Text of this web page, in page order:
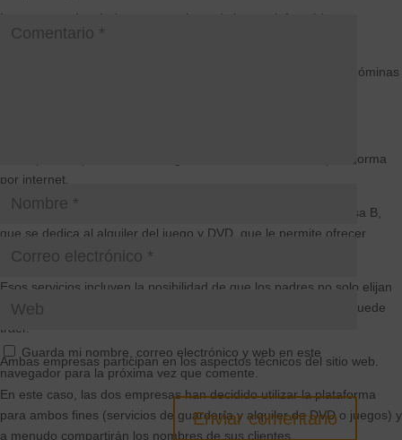
La empresa de nóminas proporciona el sistema informático y
conserva los datos de los empleados.
El Hotel sería el responsable del tratamiento y la empresa de nóminas
La empresa A presta servicios guardería a través de una plataforma
por internet.
Al mismo tiempo, la empresa A tiene un contrato con la empresa B,
que se dedica al alquiler del juego y DVD, que le permite ofrecer
servicios de valor añadido.
Esos servicios incluyen la posibilidad de que los padres no solo elijan
la canguro, sino también que alquilen juegos y DVD que esta puede
traer.
Ambas empresas participan en los aspectos técnicos del sitio web.
En este caso, las dos empresas han decidido utilizar la plataforma
para ambos fines (servicios de guardería y alquiler de DVD o juegos) y
a menudo compartirán los nombres de sus clientes.
Guarda mi nombre, correo electrónico y web en este
navegador para la próxima vez que comente.
Enviar comentario